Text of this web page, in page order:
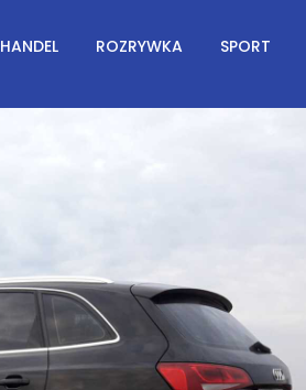
HANDEL ROZRYWKA SPORT